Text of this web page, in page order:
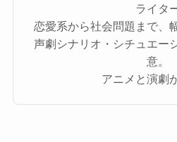
ライタ
恋愛系から社会問題まで、
声劇シナリオ・シチュエー
意。
アニメと演劇